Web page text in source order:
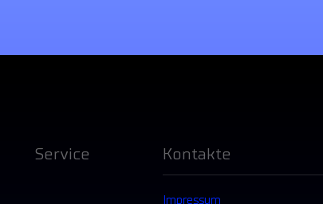
Service Kontakte
Impressum